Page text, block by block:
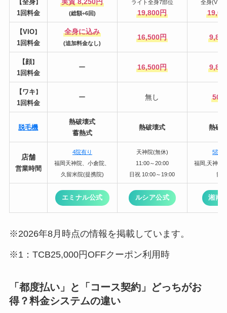
【全身】
1回料金 (総額÷6回)
ライト全身7部位
19,800円
全身(VIO,
【VIO】
1回料金
全身に込み
(追加料金なし)
16,500円
【顔】
1回料金
ー 16,500円
【ワキ】
1回料金
ー 無し 500
脱毛機
熱破壊式
蓄熱式
熱破壊式 熱破
店舗
営業時間
4院有り
福岡天神院、小倉院、
久留米院(提携院)
天神院(無休)
11:00～20:00
日祝 10:00～19:00
5院
福岡,天神,博
留
エミナル公式 ルシア公式 湘南
※2026年8月時点の情報を掲載しています。
※1：TCB25,000円OFFクーポン利用時
「都度払い」と「コース契約」どっちがお
得？料金システムの違い